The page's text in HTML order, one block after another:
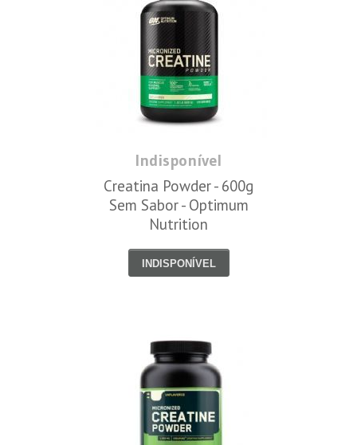
Indisponível
Creatina Powder - 600g
Sem Sabor - Optimum
Nutrition
INDISPONÍVEL